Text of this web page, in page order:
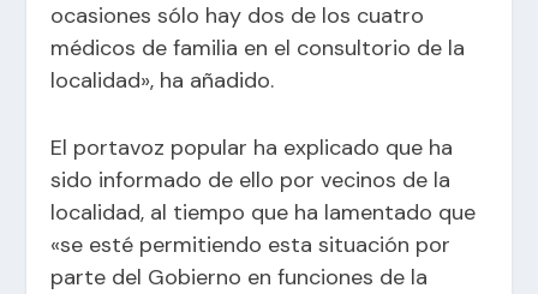
ocasiones sólo hay dos de los cuatro
médicos de familia en el consultorio de la
localidad», ha añadido.
El portavoz popular ha explicado que ha
sido informado de ello por vecinos de la
localidad, al tiempo que ha lamentado que
«se esté permitiendo esta situación por
parte del Gobierno en funciones de la